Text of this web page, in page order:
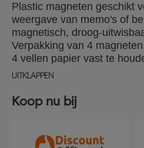
Plastic magneten geschikt
weergave van memo's of
magnetisch, droog-
Verpakking van 4
4 vellen papier vast te
UITKLAPPEN
Koop nu bij